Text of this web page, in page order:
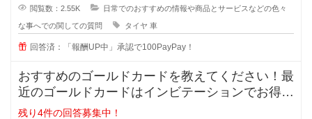
閲覧数：2.55K 日常でのおすすめの情報や商品とサービスなどの色々
な事へでの関しての質問 タイヤ 車
回答済：「報酬UP中」承認で100PayPay！
おすすめのゴールドカードを教えてください！最
近のゴールドカードはインビテーションでお得に
持てると知ったのですが、種類が多
残り4件の回答募集中！